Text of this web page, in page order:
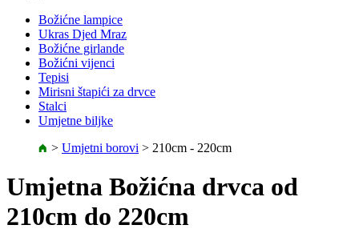
Božićne lampice
Ukras Djed Mraz
Božićne girlande
Božićni vijenci
Tepisi
Mirisni štapići za drvce
Stalci
Umjetne biljke
> Umjetni borovi > 210cm - 220cm
Umjetna Božićna drvca od
210cm do 220cm